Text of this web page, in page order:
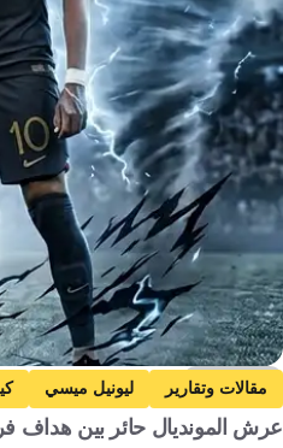
ai - Gemini
مقالات وتقارير ليونيل ميسي
عرش المونديال حائر بين هداف